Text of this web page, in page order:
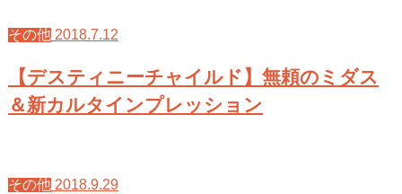
その他 2018.7.12
【デスティニーチャイルド】無頼のミダス
＆新カルタインプレッション
その他 2018.9.29